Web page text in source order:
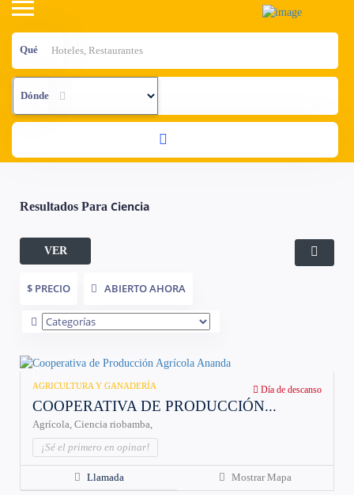
Qué
Dónde
Resultados Para Ciencia
VER
$ PRECIO ABIERTO AHORA
AGRICULTURA Y GANADERÍA Día de descanso
COOPERATIVA DE PRODUCCIÓN...
Agrícola, Ciencia riobamba,
¡Sé el primero en opinar!
Llamada Mostrar Mapa